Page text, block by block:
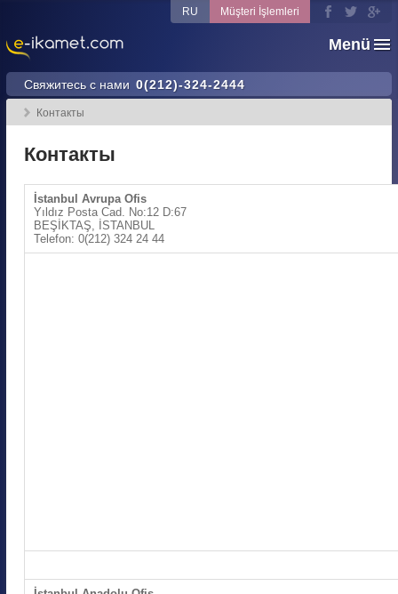
Menü
Свяжитесь с нами 0(212)-324-2444
RU Müşteri İşlemleri
Контакты
Контакты
İstanbul Avrupa Ofis
Yıldız Posta Cad. No:12 D:67
BEŞİKTAŞ, İSTANBUL
Telefon: 0(212) 324 24 44